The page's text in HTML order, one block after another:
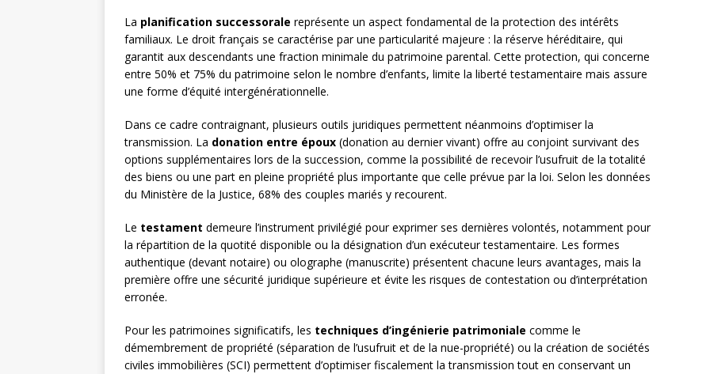
La planification successorale représente un aspect fondamental de la protection des intérêts
familiaux. Le droit français se caractérise par une particularité majeure : la réserve héréditaire, qui
garantit aux descendants une fraction minimale du patrimoine parental. Cette protection, qui concerne
entre 50% et 75% du patrimoine selon le nombre d’enfants, limite la liberté testamentaire mais assure
une forme d’équité intergénérationnelle.
Dans ce cadre contraignant, plusieurs outils juridiques permettent néanmoins d’optimiser la
transmission. La donation entre époux (donation au dernier vivant) offre au conjoint survivant des
options supplémentaires lors de la succession, comme la possibilité de recevoir l’usufruit de la totalité
des biens ou une part en pleine propriété plus importante que celle prévue par la loi. Selon les données
du Ministère de la Justice, 68% des couples mariés y recourent.
Le testament demeure l’instrument privilégié pour exprimer ses dernières volontés, notamment pour
la répartition de la quotité disponible ou la désignation d’un exécuteur testamentaire. Les formes
authentique (devant notaire) ou olographe (manuscrite) présentent chacune leurs avantages, mais la
première offre une sécurité juridique supérieure et évite les risques de contestation ou d’interprétation
erronée.
Pour les patrimoines significatifs, les techniques d’ingénierie patrimoniale comme le
démembrement de propriété (séparation de l’usufruit et de la nue-propriété) ou la création de sociétés
civiles immobilières (SCI) permettent d’optimiser fiscalement la transmission tout en conservant un